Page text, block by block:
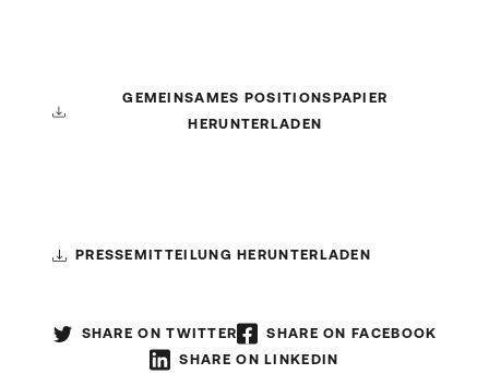
GEMEINSAMES POSITIONSPAPIER
HERUNTERLADEN
PRESSEMITTEILUNG HERUNTERLADEN
SHARE ON TWITTER
SHARE ON FACEBOOK
SHARE ON LINKEDIN